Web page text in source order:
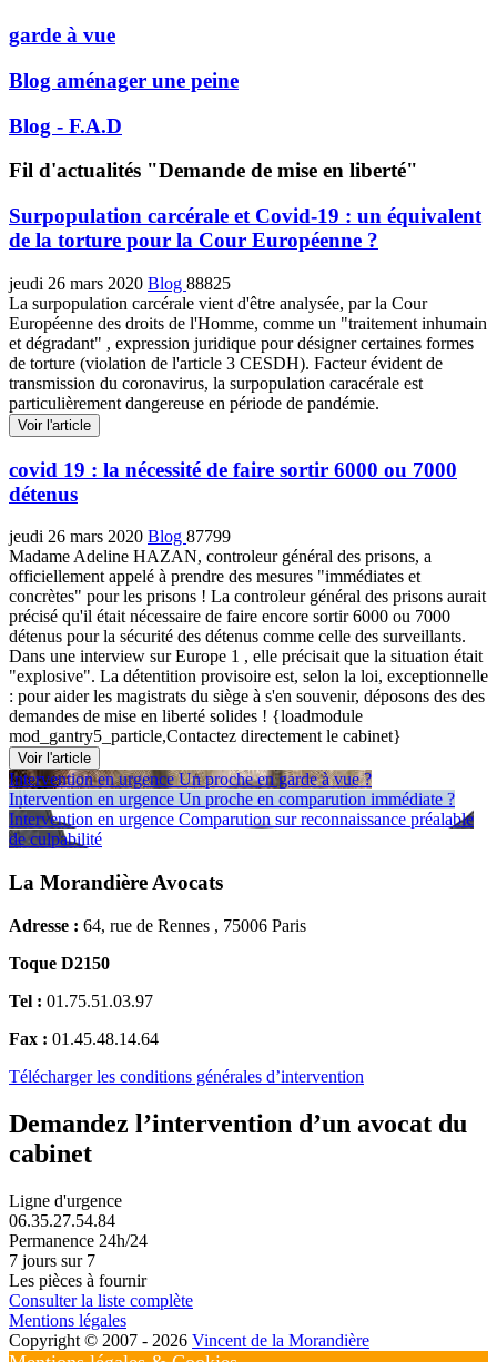
garde à vue
Blog aménager une peine
Blog - F.A.D
Fil d'actualités "Demande de mise en liberté"
Surpopulation carcérale et Covid-19 : un équivalent
de la torture pour la Cour Européenne ?
jeudi 26 mars 2020 Blog 88825
La surpopulation carcérale vient d'être analysée, par la Cour
Européenne des droits de l'Homme, comme un "traitement inhumain
et dégradant" , expression juridique pour désigner certaines formes
de torture (violation de l'article 3 CESDH). Facteur évident de
transmission du coronavirus, la surpopulation caracérale est
particulièrement dangereuse en période de pandémie.
Voir l'article
covid 19 : la nécessité de faire sortir 6000 ou 7000
détenus
jeudi 26 mars 2020 Blog 87799
Madame Adeline HAZAN, controleur général des prisons, a
officiellement appelé à prendre des mesures "immédiates et
concrètes" pour les prisons ! La controleur général des prisons aurait
précisé qu'il était nécessaire de faire encore sortir 6000 ou 7000
détenus pour la sécurité des détenus comme celle des surveillants.
Dans une interview sur Europe 1 , elle précisait que la situation était
"explosive". La détentition provisoire est, selon la loi, exceptionnelle
: pour aider les magistrats du siège à s'en souvenir, déposons des des
demandes de mise en liberté solides ! {loadmodule
mod_gantry5_particle,Contactez directement le cabinet}
Voir l'article
Intervention en urgence Un proche en garde à vue ?
Intervention en urgence Un proche en comparution immédiate ?
Intervention en urgence Comparution sur reconnaissance préalable
de culpabilité
La Morandière Avocats
Adresse : 64, rue de Rennes , 75006 Paris
Toque D2150
Tel : 01.75.51.03.97
Fax : 01.45.48.14.64
Télécharger les conditions générales d’intervention
Demandez l’intervention d’un avocat du
cabinet
Ligne d'urgence
06.35.27.54.84
Permanence 24h/24
7 jours sur 7
Les pièces à fournir
Consulter la liste complète
Mentions légales
Copyright © 2007 - 2026 Vincent de la Morandière